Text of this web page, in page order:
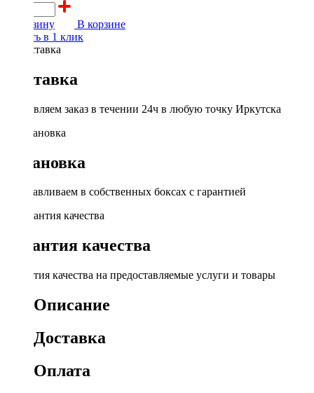
В корзину
В корзине
Купить в 1 клик
Доставка
Доставляем заказ в течении 24ч в любую точку Иркутска
Установка
Устанавливаем в собственных боксах с гарантией
Гарантия качества
Гарантия качества на предоставляемые услуги и товары
Описание
Доставка
Оплата